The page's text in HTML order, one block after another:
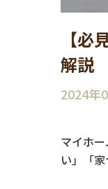
【
解説
2024年
マイホ
い」「